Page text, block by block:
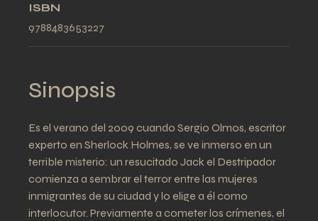
ISBN
9788483653227
Sinopsis
Es el verano del 2009 cuando Sergio Olmos, escritor
experto en Sherlock Holmes, se ve inmerso en un
terrible misterio: un resucitado Jack el Destripador
comienza a sembrar el terror entre las mujeres
inmigrantes de su ciudad y lo elige a él como
interlocutor. Previamente a cometer los crímenes, el